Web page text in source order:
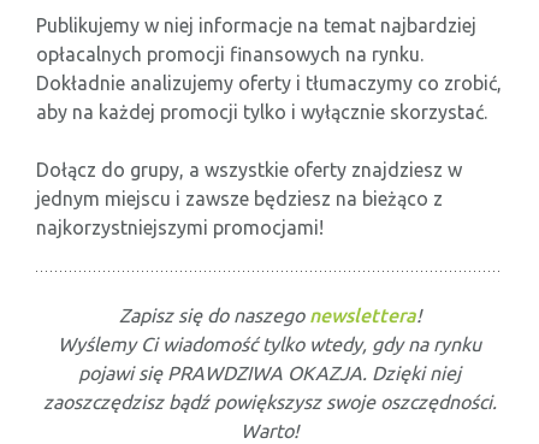
Publikujemy w niej informacje na temat najbardziej
opłacalnych promocji finansowych na rynku.
Dokładnie analizujemy oferty i tłumaczymy co zrobić,
aby na każdej promocji tylko i wyłącznie skorzystać.
Dołącz do grupy, a wszystkie oferty znajdziesz w
jednym miejscu i zawsze będziesz na bieżąco z
najkorzystniejszymi promocjami!
Zapisz się do naszego newslettera!
Wyślemy Ci wiadomość tylko wtedy, gdy na rynku
pojawi się PRAWDZIWA OKAZJA. Dzięki niej
zaoszczędzisz bądź powiększysz swoje oszczędności.
Warto!